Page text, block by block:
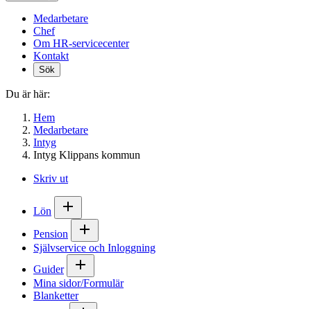
Medarbetare
Chef
Om HR-servicecenter
Kontakt
Sök
Du är här:
Hem
Medarbetare
Intyg
Intyg Klippans kommun
Skriv ut
Lön
Pension
Självservice och Inloggning
Guider
Mina sidor/Formulär
Blanketter